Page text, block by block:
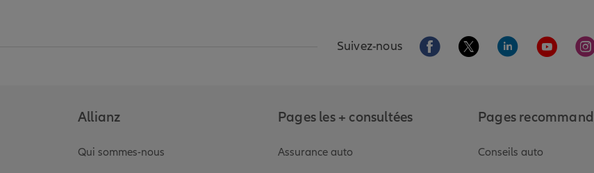
Suivez-nous Aller sur la page Facebook de
Aller sur la page Twitter
Aller sur la page
Aller sur
Allianz
Qui sommes-nous
Pages les + consultées
Assurance auto
Pages
Conseils auto